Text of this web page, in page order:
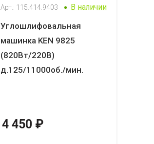
Арт.: 115.414.9403 В наличии
Углошлифовальная
машинка KEN 9825
(820Вт/220В)
д.125/11000об./мин.
4 450 ₽